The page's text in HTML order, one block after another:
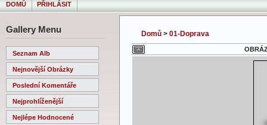
DOMŮ PŘIHLÁSIT
Gallery Menu
Seznam Alb
Nejnovější Obrázky
Poslední Komentáře
Nejprohlíženější
Nejlépe Hodnocené
Domů > 01-Doprava